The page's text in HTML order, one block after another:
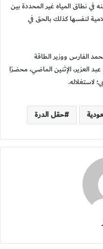
في نطاق المياه غير المحددة بين
لنفسها كذلك بالحق في
الفارس ووزير الطاقة
العزير، الإثنين الماضي، محضرًا
لاستغلاله.
حقل الدرة